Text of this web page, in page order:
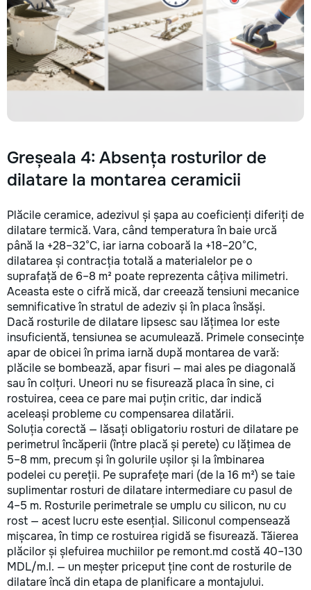
Greșeala 4: Absența rosturilor de
dilatare la montarea ceramicii
Plăcile ceramice, adezivul și șapa au coeficienți diferiți de
dilatare termică. Vara, când temperatura în baie urcă
până la +28–32°C, iar iarna coboară la +18–20°C,
dilatarea și contracția totală a materialelor pe o
suprafață de 6–8 m² poate reprezenta câțiva milimetri.
Aceasta este o cifră mică, dar creează tensiuni mecanice
semnificative în stratul de adeziv și în placa însăși.
Dacă rosturile de dilatare lipsesc sau lățimea lor este
insuficientă, tensiunea se acumulează. Primele consecințe
apar de obicei în prima iarnă după montarea de vară:
plăcile se bombează, apar fisuri — mai ales pe diagonală
sau în colțuri. Uneori nu se fisurează placa în sine, ci
rostuirea, ceea ce pare mai puțin critic, dar indică
aceleași probleme cu compensarea dilatării.
Soluția corectă — lăsați obligatoriu rosturi de dilatare pe
perimetrul încăperii (între placă și perete) cu lățimea de
5–8 mm, precum și în golurile ușilor și la îmbinarea
podelei cu pereții. Pe suprafețe mari (de la 16 m²) se taie
suplimentar rosturi de dilatare intermediare cu pasul de
4–5 m. Rosturile perimetrale se umplu cu silicon, nu cu
rost — acest lucru este esențial. Siliconul compensează
mișcarea, în timp ce rostuirea rigidă se fisurează. Tăierea
plăcilor și șlefuirea muchiilor pe remont.md costă 40–130
MDL/m.l. — un meșter priceput ține cont de rosturile de
dilatare încă din etapa de planificare a montajului.